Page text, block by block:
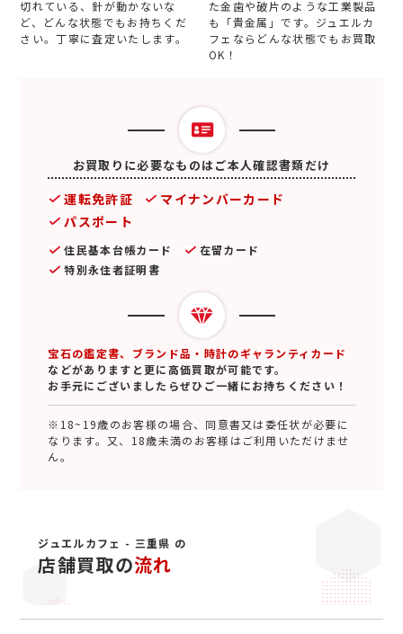
切れている、針が動かないな
ど、どんな状態でもお持ちくだ
さい。丁寧に査定いたします。
た金歯や破片のような工業製品
も「貴金属」です。ジュエルカ
フェならどんな状態でもお買取
OK！
お買取りに必要なものはご本人確認書類だけ
運転免許証
マイナンバーカード
パスポート
住民基本台帳カード
在留カード
特別永住者証明書
宝石の鑑定書、ブランド品・時計のギャランティカード
などがありますと更に高価買取が可能です。
お手元にございましたらぜひご一緒にお持ちください！
※18~19歳のお客様の場合、同意書又は委任状が必要に
なります。又、18歳未満のお客様はご利用いただけませ
ん。
ジュエルカフェ - 三重県 の
店舗買取の流れ